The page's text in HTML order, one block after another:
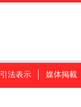
法表示 媒体掲載